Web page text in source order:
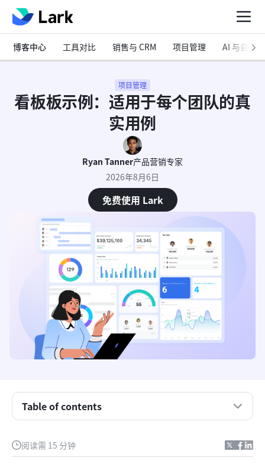
博客中心 工具对比 销售与 CRM 项目管理 AI 与自动化
项目管理
看板板示例：适用于每个团队的真
实用例
Ryan Tanner产品营销专家
2026年8月6日
免费使用 Lark
阅读需 15 分钟
Table of contents
一个好的看板画板示例由什么构成？
软件开发看板画板示例
销售看板画板示例
人力资源看板画板示例
个人生产力看板画板示例